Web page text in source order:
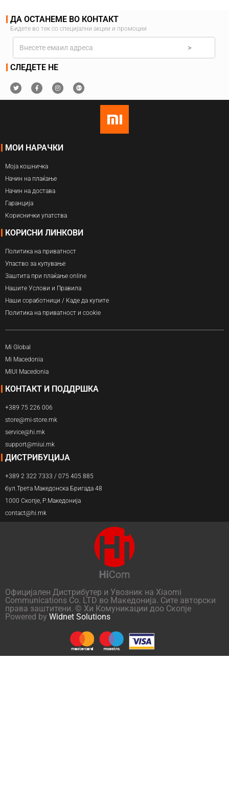
ДА ОСТАНЕМЕ ВО КОНТАКТ
Бидете во тек со специјални акции и промоции
>
СЛЕДЕТЕ НЕ
МОИ НАРАЧКИ
Моја кошничка
Начин на плаќање
Начин на достава
Гаранција
Кориснички упатства
КОРИСНИ ЛИНКОВИ
Политика на приватност
Упаство за купување
Заштита при плаќање online
Нашите Услови и Правила
Наши соработници / Каде да купите
Политика на приватност и cookie
Mi Global
Mi Macedonia
MIUI Macedonia
КОНТАКТ И ПОДДРШКА
+389 75 226 006
store@mi-store.mk
service@hi.mk
support@miui.mk
ДИСТРИБУЦИЈА
+389 2 322 7333 / 075 405 885
бул.Трета Македонска Бригада 48
1000 Скопје, Р.Македонија
contact@hi.mk
Официјален Дистрибутер и Увозник на Xiaomi
Communications Co. LTD во Македонија. Сите авторски
права заштитени. © Хи Комуникации доо Скопје
Powered by Widnet Solutions